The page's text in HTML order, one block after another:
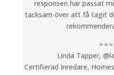
responsen har passat
tacksam över att få tagit
Linda Tapper,
Certifierad Inredare,